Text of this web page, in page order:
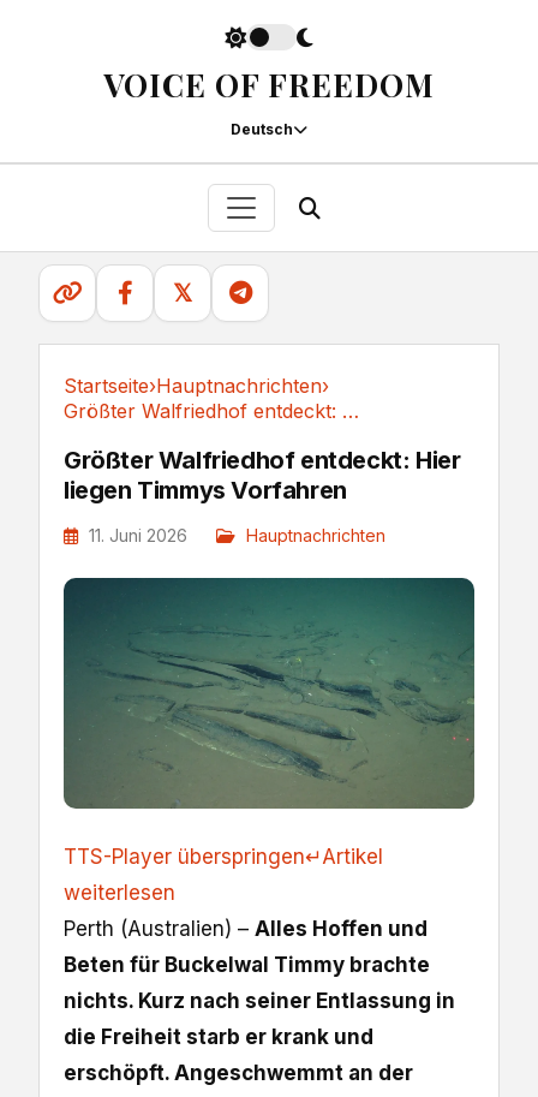
VOICE OF FREEDOM
Deutsch
𝕏
Startseite›Hauptnachrichten›
Größter Walfriedhof entdeckt: Hier liegen...
Größter Walfriedhof entdeckt: Hier
liegen Timmys Vorfahren
11. Juni 2026 Hauptnachrichten
TTS-Player überspringen↵Artikel
weiterlesen
Perth (Australien) – Alles Hoffen und
Beten für Buckelwal Timmy brachte
nichts. Kurz nach seiner Entlassung in
die Freiheit starb er krank und
erschöpft. Angeschwemmt an der